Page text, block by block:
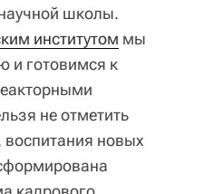
школы.
институтом мы
и готовимся к
не отметить
воспитания новых